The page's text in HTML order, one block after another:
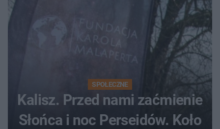
SPOŁECZNE
Kalisz. Przed nami zaćmienie
Słońca i noc Perseidów. Koło